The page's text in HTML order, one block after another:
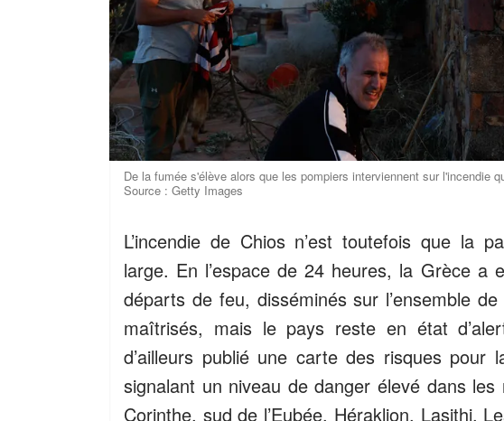
De la fumée s'élève alors que les pompiers interviennent sur l'incendie
Source : Getty Images
L’incendie de Chios n’est toutefois que la
large. En l’espace de 24 heures, la Grèce a
départs de feu, disséminés sur l’ensemble
maîtrisés, mais le pays reste en état
d’ailleurs publié une carte des risques pour
signalant un niveau de danger élevé dans
Corinthe, sud de l’Eubée, Héraklion, Lasithi,